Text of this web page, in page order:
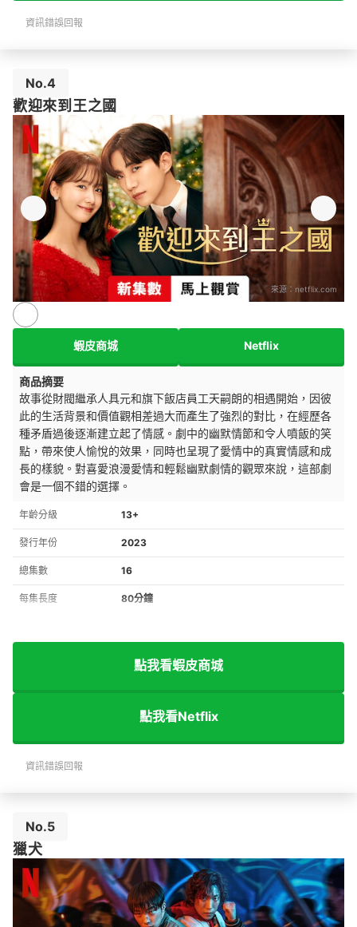
資訊錯誤回報
No.4
歡迎來到王之國
來源： netflix.com
蝦皮商城 Netflix
商品摘要
故事從財閥繼承人具元和旗下飯店員工天嗣朗的相遇開始，因彼
此的生活背景和價值觀相差過大而產生了強烈的對比，在經歷各
種矛盾過後逐漸建立起了情感。劇中的幽默情節和令人噴飯的笑
點，帶來使人愉悅的效果，同時也呈現了愛情中的真實情感和成
長的樣貌。對喜愛浪漫愛情和輕鬆幽默劇情的觀眾來說，這部劇
會是一個不錯的選擇。
年齡分級 13+
發行年份 2023
總集數 16
每集長度 80分鐘
點我看蝦皮商城
點我看Netflix
資訊錯誤回報
No.5
獵犬